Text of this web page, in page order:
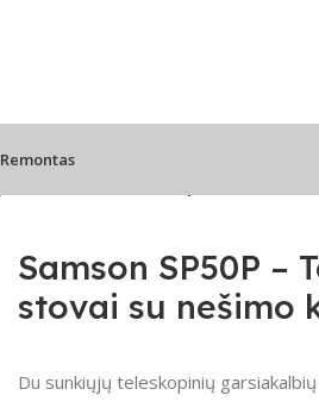
Remontas
Samson SP50P –
stovai su nešimo
Du sunkiųjų teleskopinių